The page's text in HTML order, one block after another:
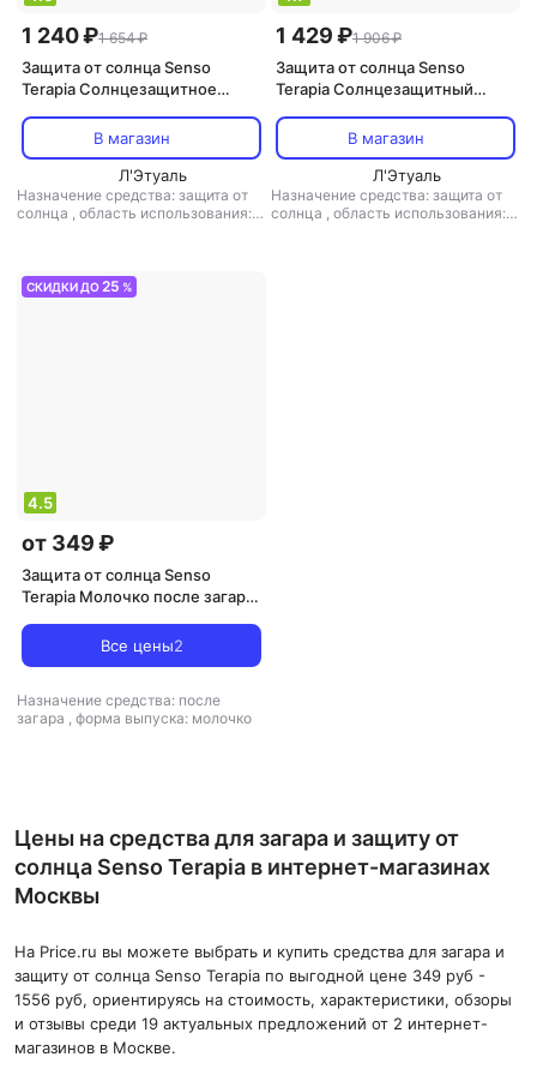
1 240 ₽1 654 ₽
Защита от солнца Senso
Terapia Солнцезащитное
для тела солнцезащитное
SPF30 PA+++ Solar Balance 150
В магазин
Л'Этуаль
Назначение средства: защита от
солнца , область использования:
1 429 ₽1 906 ₽
Защита от солнца Senso
Terapia Солнцезащитный
тела солнцезащитный SPF50
PA+++ Solar Balance 100
В магазин
Л'Этуаль
Назначение средства: защита от
солнца , область использования:
СКИДКИ ДО25 %
4.5
от 349 ₽
Защита от солнца Senso
Terapia Молочко после загара
Solar Balance 250
Все цены2
Назначение средства: после
загара , форма выпуска: молочко
Цены на средства для загара и защиту от
солнца Senso Terapia в интернет-магазинах
Москвы
На Price.ru вы можете выбрать и купить средства для загара и
защиту от солнца Senso Terapia по выгодной цене 349 руб -
1556 руб, ориентируясь на стоимость, характеристики, обзоры
и отзывы среди 19 актуальных предложений от 2 интернет-
магазинов в Москве.